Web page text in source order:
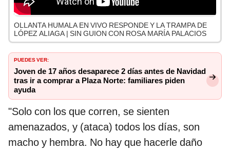
OLLANTA HUMALA EN VIVO RESPONDE Y LA TRAMPA DE
LÓPEZ ALIAGA | SIN GUION CON ROSA MARÍA PALACIOS
PUEDES VER:
Joven de 17 años desaparece 2 días antes de Navidad
tras ir a comprar a Plaza Norte: familiares piden
ayuda
"Solo con los que corren, se sienten
amenazados, y (ataca) todos los días, son
macho y hembra. No hay que hacerle daño